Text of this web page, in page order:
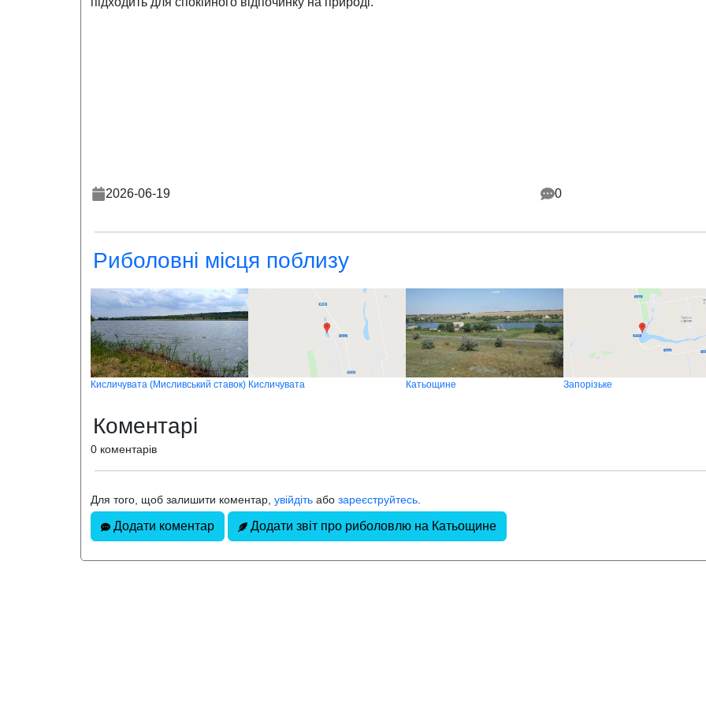
2026-06-19 0
Риболовні місця поблизу
Кисличувата (Мисливський ставок) Кисличувата Катьощине Запорізьке
Коментарі
0 коментарів
Для того, щоб залишити коментар, увійдіть або зареєструйтесь.
Додати коментар Додати звіт про риболовлю на Катьощине